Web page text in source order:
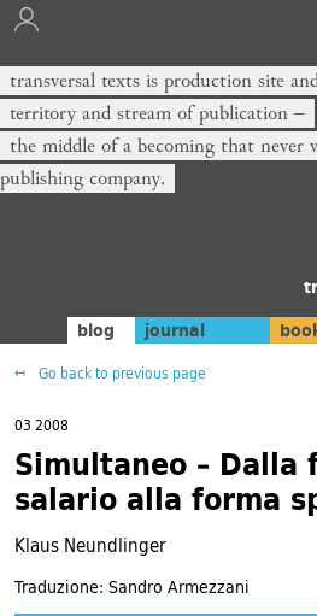
transversal texts is production site
territory and stream of publication −
the middle of a becoming that never
publishing company.
blog journal
Go back to previous page
03 2008
Simultaneo – Dalla
salario alla forma
Klaus Neundlinger
Traduzione: Sandro Armezzani